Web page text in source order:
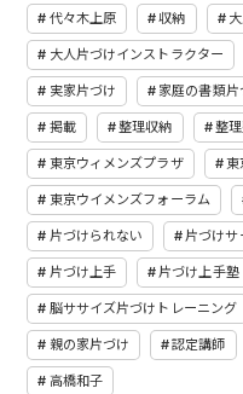
代々木上原 収納
大人片づけインストラクター
実家片づけ 家庭の書類片
掲載 整理収納 整
東京ウィメンズプラザ 東
東京ウイメンズフォーラム
片づけられない 片づけサ
片づけ上手 片づけ上手塾
脳ササイズ片づけトレーニング
親の家片づけ 認定講師
高橋和子